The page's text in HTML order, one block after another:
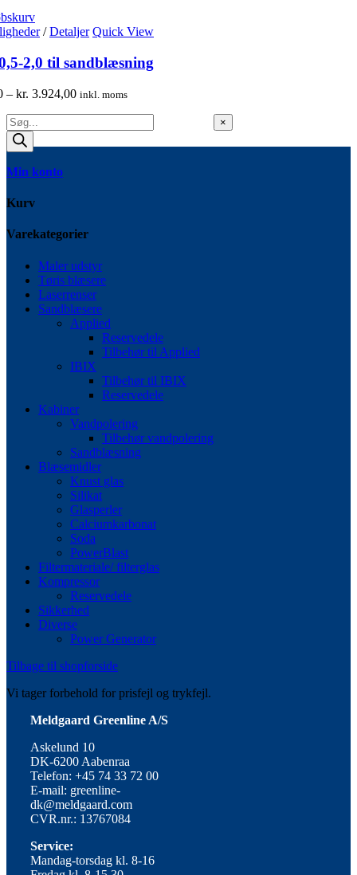
/ Detaljer Quick View
2,0 til sandblæsning
– kr. 3.924,00 inkl. moms
Products
search
Min konto
Kurv
Varekategorier
Maler udstyr
Tøris blæsere
Laserrenser
Sandblæsere
Applied
Reservedele
Tilbehør til Applied
IBIX
Tilbehør til IBIX
Reservedele
Kabiner
Vandpolering
Tilbehør vandpolering
Sandblæsning
Blæsemidler
Knust glas
Silikat
Glasperler
Calciumkarbonat
Soda
PowerBlast
Filtermateriale/ filterglas
Kompressor
Reservedele
Sikkerhed
Diverse
Power Generator
Tilbage til shopforside
Vi tager forbehold for prisfejl og trykfejl.
Close
product
quick
×
Meldgaard Greenline A/S
Askelund 10
DK-6200 Aabenraa
Telefon: +45 74 33 72 00
E-mail: greenline-
dk@meldgaard.com
CVR.nr.: 13767084
Service:
Mandag-torsdag kl. 8-16